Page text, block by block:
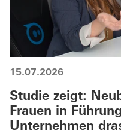
15.07.2026
Studie zeigt:
Frauen in
Unternehmen